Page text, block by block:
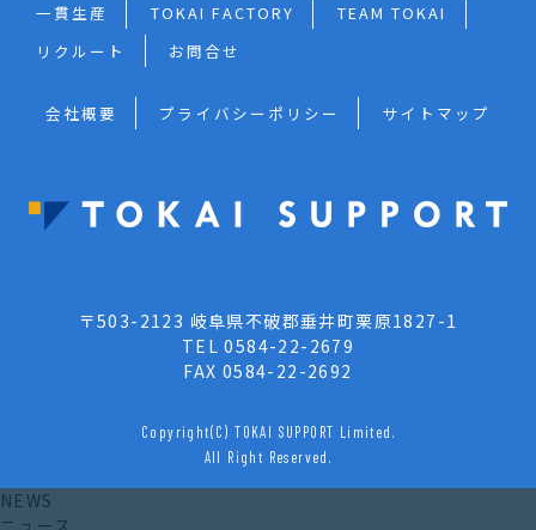
一貫生産
TOKAI FACTORY
TEAM TOKAI
リクルート
お問合せ
会社概要 プライバシーポリシー サイトマップ
〒503-2123 岐阜県不破郡垂井町栗原1827-1
TEL 0584-22-2679
FAX 0584-22-2692
Copyright(C) TOKAI SUPPORT Limited.
All Right Reserved.
NEWS